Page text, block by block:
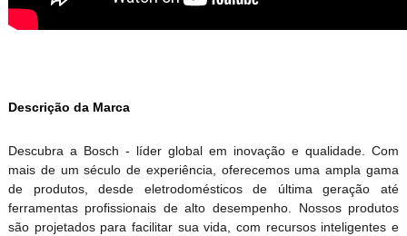
Descrição da Marca
Descubra a Bosch - líder global em inovação e qualidade. Com
mais de um século de experiência, oferecemos uma ampla gama
de produtos, desde eletrodomésticos de última geração até
ferramentas profissionais de alto desempenho. Nossos produtos
são projetados para facilitar sua vida, com recursos inteligentes e